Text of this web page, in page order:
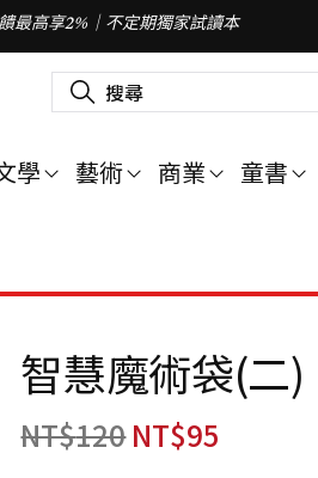
最高享2%｜不定期獨家試讀本
搜
尋
字
學 藝術 商業 童書
智慧魔術袋(二)
NT$120NT$95